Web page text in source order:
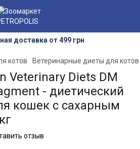
доставка от 499 грн
котов Ветеринарные диеты для котов
Veterinary Diets DM
- диетический
кошек с сахарным
отзыв